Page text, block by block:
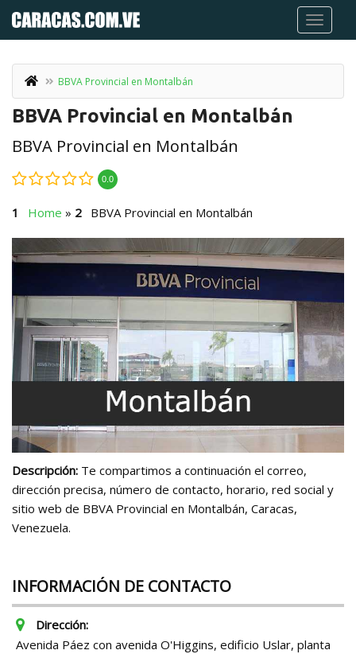
BBVA Provincial en Montalbán
BBVA Provincial en Montalbán
BBVA Provincial en Montalbán
0.0
Home » BBVA Provincial en Montalbán
Descripción: Te compartimos a continuación el correo,
dirección precisa, número de contacto, horario, red social y
sitio web de BBVA Provincial en Montalbán, Caracas,
Venezuela.
INFORMACIÓN DE CONTACTO
Dirección:
Avenida Páez con avenida O'Higgins, edificio Uslar, planta